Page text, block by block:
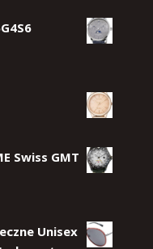
Swiss GMT
Unisex